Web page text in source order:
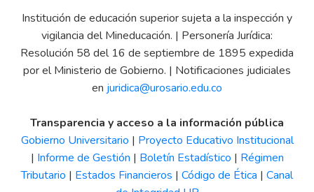
Institución de educación superior sujeta a la inspección y
vigilancia del Mineducación. | Personería Jurídica:
Resolución 58 del 16 de septiembre de 1895 expedida
por el Ministerio de Gobierno. | Notificaciones judiciales
en juridica@urosario.edu.co
Transparencia y acceso a la información pública
Gobierno Universitario | Proyecto Educativo Institucional
| Informe de Gestión | Boletín Estadístico | Régimen
Tributario | Estados Financieros | Código de Ética | Canal